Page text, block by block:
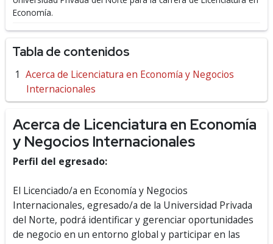
Economía.
Tabla de contenidos
Acerca de Licenciatura en Economía y Negocios
Internacionales
Acerca de Licenciatura en Economía
y Negocios Internacionales
Perfil del egresado:
El Licenciado/a en Economía y Negocios
Internacionales, egresado/a de la Universidad Privada
del Norte, podrá identificar y gerenciar oportunidades
de negocio en un entorno global y participar en las